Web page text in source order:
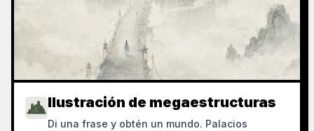
Ilustración de megaestructuras
Di una frase y obtén un mundo. Palacios